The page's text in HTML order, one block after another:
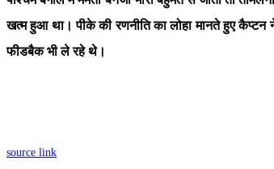
खत्म हुआ था। पीके की रणनीति का लोहा मानते हुए कैप्टन
फीडबैक भी ले रहे थे।
source link